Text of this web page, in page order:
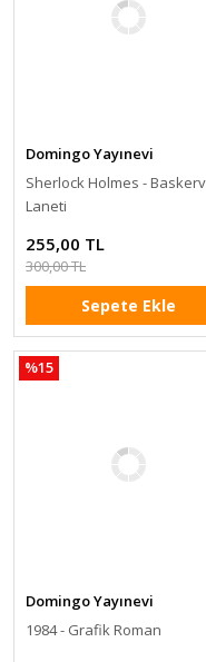
Domingo Yayınevi
Sherlock Holmes -
Laneti
255,00 TL
300,00 TL
Sepete Ekle
%15
Domingo Yayınevi
1984 - Grafik Roman